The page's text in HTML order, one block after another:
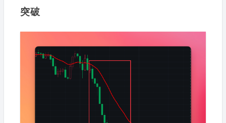
突破